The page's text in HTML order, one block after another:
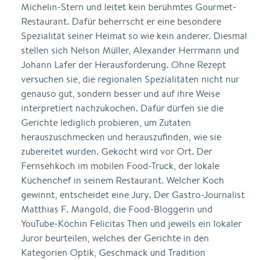
Michelin-Stern und leitet kein berühmtes Gourmet-
Restaurant. Dafür beherrscht er eine besondere
Spezialität seiner Heimat so wie kein anderer. Diesmal
stellen sich Nelson Müller, Alexander Herrmann und
Johann Lafer der Herausforderung. Ohne Rezept
versuchen sie, die regionalen Spezialitäten nicht nur
genauso gut, sondern besser und auf ihre Weise
interpretiert nachzukochen. Dafür dürfen sie die
Gerichte lediglich probieren, um Zutaten
herauszuschmecken und herauszufinden, wie sie
zubereitet wurden. Gekocht wird vor Ort. Der
Fernsehkoch im mobilen Food-Truck, der lokale
Küchenchef in seinem Restaurant. Welcher Koch
gewinnt, entscheidet eine Jury. Der Gastro-Journalist
Matthias F. Mangold, die Food-Bloggerin und
YouTube-Köchin Felicitas Then und jeweils ein lokaler
Juror beurteilen, welches der Gerichte in den
Kategorien Optik, Geschmack und Tradition